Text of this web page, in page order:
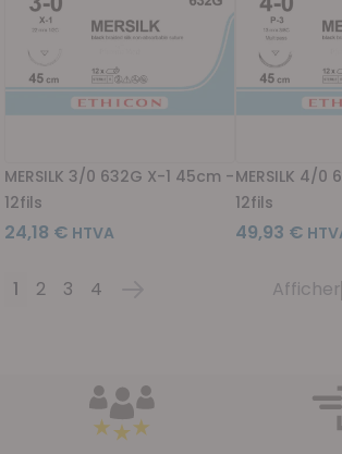
MERSILK 3/0 632G X-1 45cm -
12fils
24,18 €
MERSILK 4/0
12fils
49,93 €
Page
Vous lisez actuellement la page
1 Page
2 Page
3 Page
4 Afficher